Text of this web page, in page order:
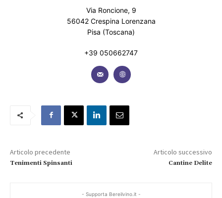
Via Roncione, 9
56042 Crespina Lorenzana
Pisa (Toscana)
+39 050662747
Articolo precedente
Tenimenti Spinsanti
Articolo successivo
Cantine Delite
- Supporta Bereilvino.it -